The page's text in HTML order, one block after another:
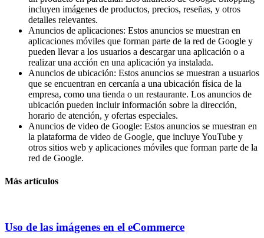
incluyen imágenes de productos, precios, reseñas, y otros
detalles relevantes.
Anuncios de aplicaciones: Estos anuncios se muestran en
aplicaciones móviles que forman parte de la red de Google y
pueden llevar a los usuarios a descargar una aplicación o a
realizar una acción en una aplicación ya instalada.
Anuncios de ubicación: Estos anuncios se muestran a usuarios
que se encuentran en cercanía a una ubicación física de la
empresa, como una tienda o un restaurante. Los anuncios de
ubicación pueden incluir información sobre la dirección,
horario de atención, y ofertas especiales.
Anuncios de video de Google: Estos anuncios se muestran en
la plataforma de video de Google, que incluye YouTube y
otros sitios web y aplicaciones móviles que forman parte de la
red de Google.
Más artículos
Uso de las imágenes en el eCommerce